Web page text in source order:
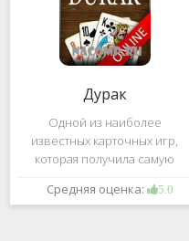
Дурак
Одной из наиболее
известных карточных игр,
которая получила самую
большую известность среди
всех людей всех возрастных
Средняя оценка: 5.0